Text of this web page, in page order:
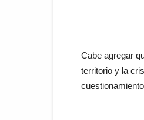
Cabe agregar
territorio y la